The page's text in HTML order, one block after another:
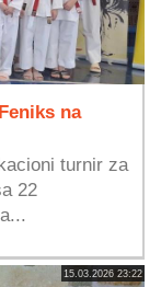
na
turnir za
22
15.03.2026 23:22